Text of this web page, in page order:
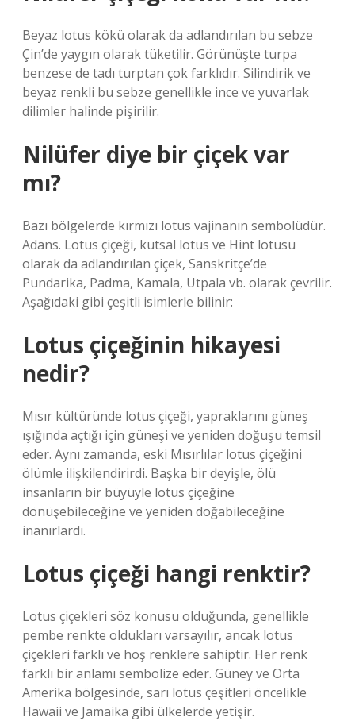
Beyaz lotus kökü olarak da adlandırılan bu sebze
Çin’de yaygın olarak tüketilir. Görünüşte turpa
benzese de tadı turptan çok farklıdır. Silindirik ve
beyaz renkli bu sebze genellikle ince ve yuvarlak
dilimler halinde pişirilir.
Nilüfer diye bir çiçek var
mı?
Bazı bölgelerde kırmızı lotus vajinanın sembolüdür.
Adans. Lotus çiçeği, kutsal lotus ve Hint lotusu
olarak da adlandırılan çiçek, Sanskritçe’de
Pundarika, Padma, Kamala, Utpala vb. olarak çevrilir.
Aşağıdaki gibi çeşitli isimlerle bilinir:
Lotus çiçeğinin hikayesi
nedir?
Mısır kültüründe lotus çiçeği, yapraklarını güneş
ışığında açtığı için güneşi ve yeniden doğuşu temsil
eder. Aynı zamanda, eski Mısırlılar lotus çiçeğini
ölümle ilişkilendirirdi. Başka bir deyişle, ölü
insanların bir büyüyle lotus çiçeğine
dönüşebileceğine ve yeniden doğabileceğine
inanırlardı.
Lotus çiçeği hangi renktir?
Lotus çiçekleri söz konusu olduğunda, genellikle
pembe renkte oldukları varsayılır, ancak lotus
çiçekleri farklı ve hoş renklere sahiptir. Her renk
farklı bir anlamı sembolize eder. Güney ve Orta
Amerika bölgesinde, sarı lotus çeşitleri öncelikle
Hawaii ve Jamaika gibi ülkelerde yetişir.